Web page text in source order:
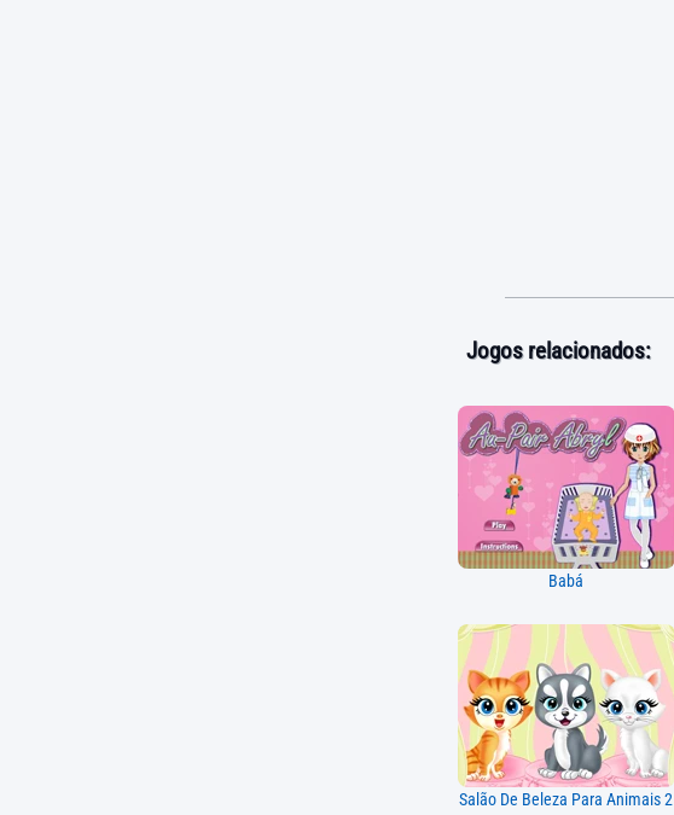
Jogos relacionados:
Babá
Salão De Beleza Para Animais 2